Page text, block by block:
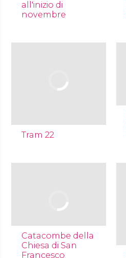
all'inizio di
novembre
Tram 22
Catacombe della
Chiesa di San
Francesco